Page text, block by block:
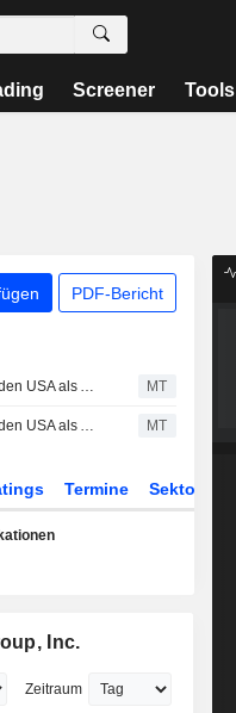
Screener Tools
PDF-Bericht
Asiatische Aktien, die in den USA als American Depositary Receipts gehandelt werden, legen im Montagshandel leicht zu MT
Asiatische Aktien, die in den USA als American Depositary Receipts gehandelt werden, legen im Freitagshandel leicht zu MT
Termine Sektor
Inc.
Zeitraum